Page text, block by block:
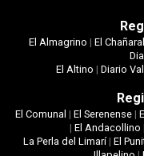
El Almagrino | El
El Altino | Diario
El Comunal | El Serenense|
| El Andacollino
La Perla del Limarí|El